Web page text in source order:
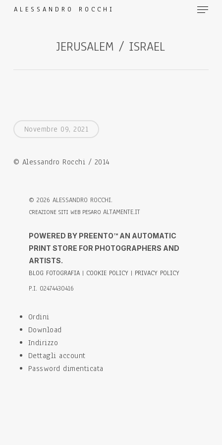
ALESSANDRO ROCCHI Menu
JERUSALEM / ISRAEL
Novembre 09, 2021
© Alessandro Rocchi / 2014
©2026 ALESSANDRO ROCCHI.
CREAZIONE SITI WEB PESAROALTAMENTE.IT
POWERED BY PREENTO™ AN AUTOMATIC
PRINT STORE FOR PHOTOGRAPHERS AND
ARTISTS.
BLOG FOTOGRAFIA | COOKIE POLICY | PRIVACY POLICY
P.I. 02474430416
Ordini
Download
Indirizzo
Dettagli account
Password dimenticata